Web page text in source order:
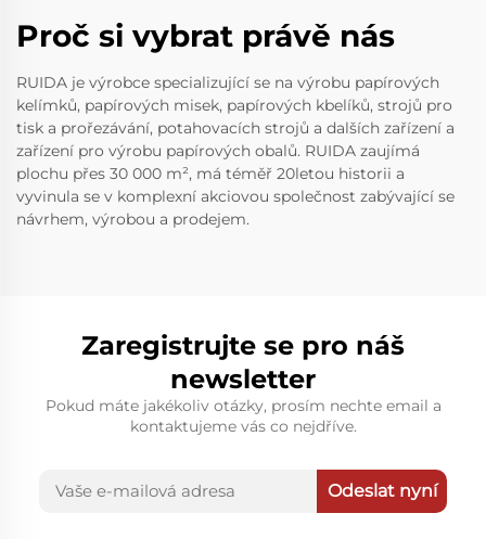
Proč si vybrat právě nás
RUIDA je výrobce specializující se na výrobu papírových
kelímků, papírových misek, papírových kbelíků, strojů pro
tisk a prořezávání, potahovacích strojů a dalších zařízení a
zařízení pro výrobu papírových obalů. RUIDA zaujímá
plochu přes 30 000 m², má téměř 20letou historii a
vyvinula se v komplexní akciovou společnost zabývající se
návrhem, výrobou a prodejem.
Zaregistrujte se pro náš
newsletter
Pokud máte jakékoliv otázky, prosím nechte email a
kontaktujeme vás co nejdříve.
Odeslat nyní